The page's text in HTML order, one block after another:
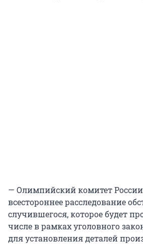
— Олимпийский комитет
всестороннее расследование
случившегося, которое будет
числе в рамках уголовного
для установления деталей